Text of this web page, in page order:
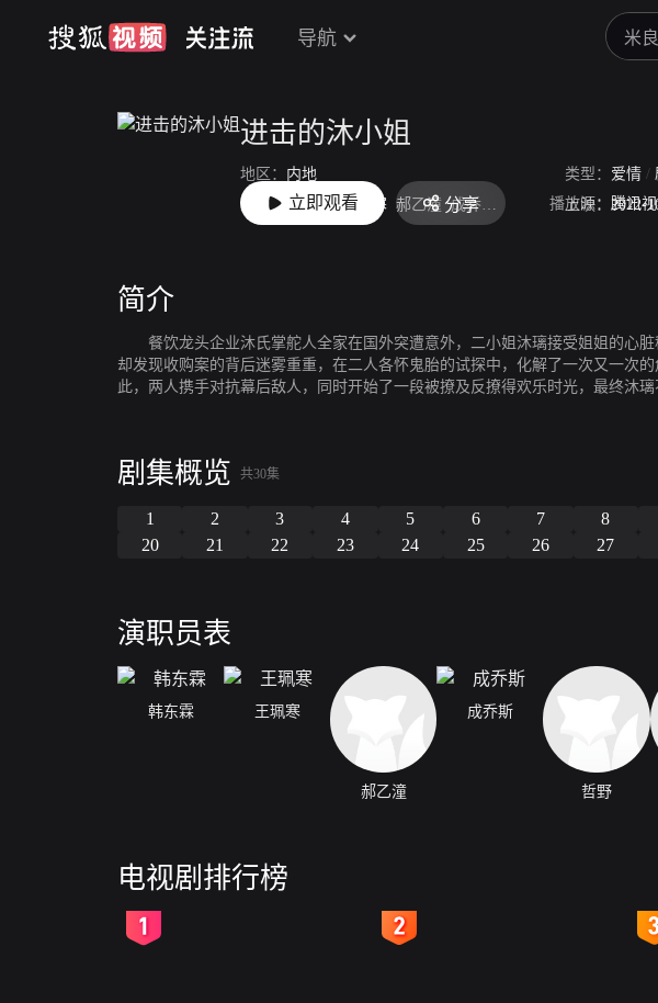
导航
进击的沐小姐
地区： 内地 类型： 爱情 /
主演： 韩东霖 王珮寒 郝乙潼 成乔斯 刘泊栩
上映： 2022-
立即观看 分享 播放源： 腾讯
简介
餐饮龙头企业沐氏掌舵人全家在国外突遭意外，二小姐沐璃接受姐姐的心脏
却发现收购案的背后迷雾重重，在二人各怀鬼胎的试探中，化解了一次又一次
此，两人携手对抗幕后敌人，同时开始了一段被撩及反撩得欢乐时光，最终沐
剧集概览 共30集
1 2 3 4 5 6 7 8
20
21 22 23 24 25 26 27
演职员表
韩东霖 王珮寒
郝乙潼
成乔斯
哲野
电视剧排行榜